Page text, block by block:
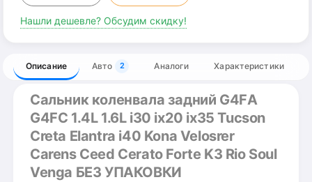
Нашли дешевле? Обсудим скидку!
Описание Авто 2 Аналоги Характеристики
Сальник коленвала задний G4FА
G4FС 1.4L 1.6L i30 ix20 ix35 Tucson
Creta Elantra i40 Kona Velosrer
Carens Ceed Cerato Forte K3 Rio Soul
Venga БЕЗ УПАКОВКИ